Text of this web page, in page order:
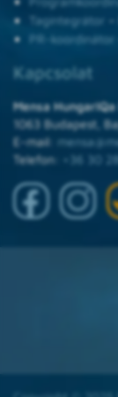
Tagintegrátor
PR-koordinátor
Kapcsolat
Mensa
1063 Budapest,
E-mail:
Telefon:
+36 30